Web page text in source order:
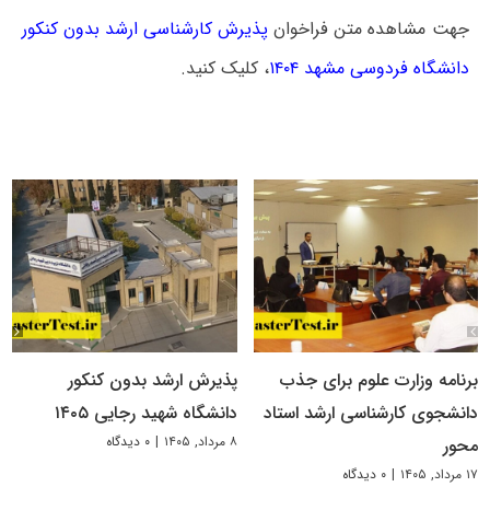
جهت مشاهده متن فراخوان پذیرش کارشناسی ارشد بدون کنکور
دانشگاه فردوسی مشهد ۱۴۰۴
، کلیک کنید.
برنامه وزارت علوم برای جذب
دانشجوی کارشناسی ارشد استاد
محور
۱۷ مرداد, ۱۴۰۵ | ۰ دیدگاه
پذیرش ارشد بدون کنکور
دانشگاه شهید رجایی ۱۴۰۵
۸ مرداد, ۱۴۰۵ | ۰ دیدگاه